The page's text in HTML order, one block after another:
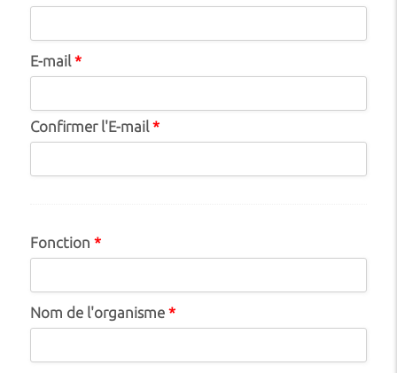
E-mail*
Confirmer l'E-mail*
Fonction *
Nom de l'organisme *